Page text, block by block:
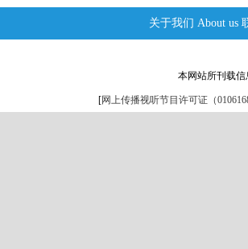
关于我们 About us
本网站所刊载
[网上传播视听节目许可证（